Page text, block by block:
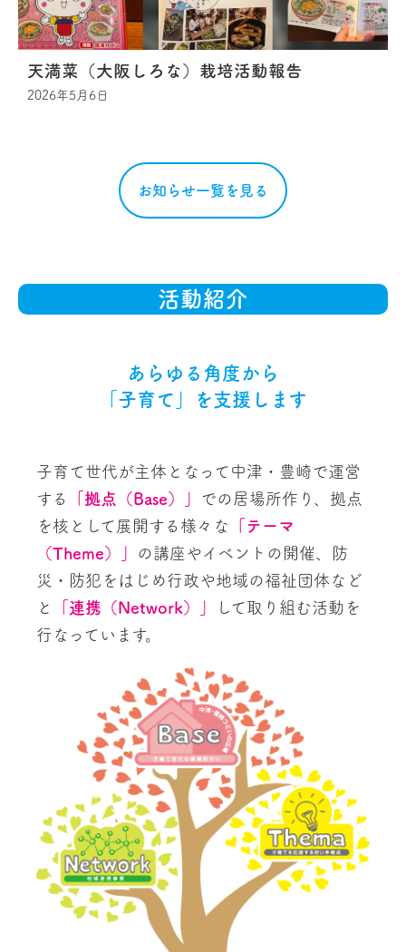
天満菜（大阪しろな）栽培活動報告
2026年5月6日
お知らせ一覧を見る
活動紹介
あらゆる角度から
「子育て」を支援します
子育て世代が主体となって中津・豊崎で運営
する
「拠点（Base）」
での居場所作り、拠点
を核として展開する様々な
「テーマ
（Theme）」
の講座やイベントの開催、防
災・防犯をはじめ行政や地域の福祉団体など
と
「連携（Network）」
して取り組む活動を
行なっています。